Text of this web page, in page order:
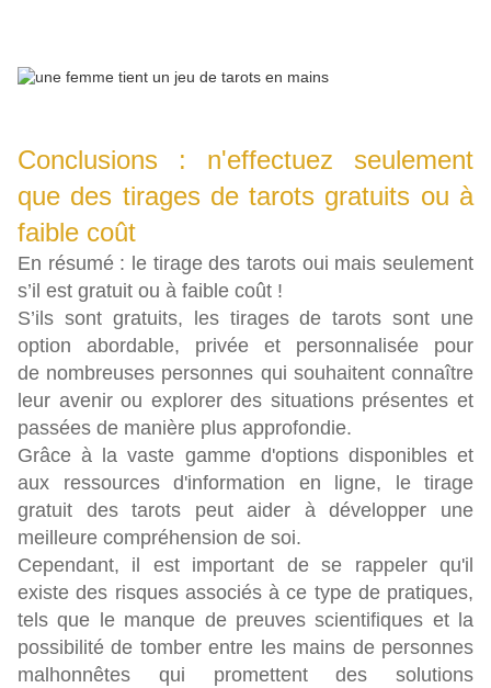
Conclusions : n'effectuez seulement
que des tirages de tarots gratuits ou à
faible coût
En résumé : le tirage des tarots oui mais seulement
s’il est gratuit ou à faible coût !
S’ils sont gratuits, les tirages de tarots sont une
option abordable, privée et personnalisée pour
de nombreuses personnes qui souhaitent connaître
leur avenir ou explorer des situations présentes et
passées de manière plus approfondie.
Grâce à la vaste gamme d'options disponibles et
aux ressources d'information en ligne, le tirage
gratuit des tarots peut aider à développer une
meilleure compréhension de soi.
Cependant, il est important de se rappeler qu'il
existe des risques associés à ce type de pratiques,
tels que le manque de preuves scientifiques et la
possibilité de tomber entre les mains de personnes
malhonnêtes qui promettent des solutions